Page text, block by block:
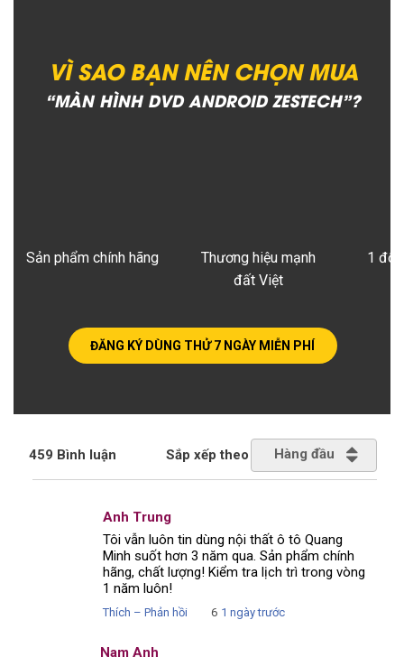
ĐĂNG KÝ DÙNG THỬ 7 NGÀY MIỄN PHÍ
VÌ SAO BẠN NÊN CHỌN MUA
“MÀN HÌNH DVD ANDROID ZESTECH”?
Thương hiệu mạnh
đất Việt
Sản phẩm chính hãng 1 đổi
459 Bình luận Sắp xếp theo Hàng đầu
Tôi vẫn luôn tin dùng nội thất ô tô Quang
Minh suốt hơn 3 năm qua. Sản phẩm chính
hãng, chất lượng! Kiểm tra lịch trì trong vòng
1 năm luôn!
Anh Trung
Thích – Phản hồi 6 1 ngày trước
Nam Anh